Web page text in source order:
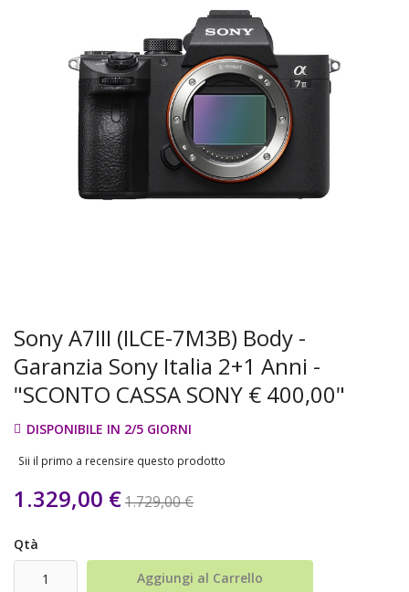
Sony A7III (ILCE-7M3B) Body -
Garanzia Sony Italia 2+1 Anni -
"SCONTO CASSA SONY € 400,00"
DISPONIBILE IN 2/5 GIORNI
Sii il primo a recensire questo prodotto
1.329,00 €1.729,00 €
Qtà
Aggiungi al Carrello